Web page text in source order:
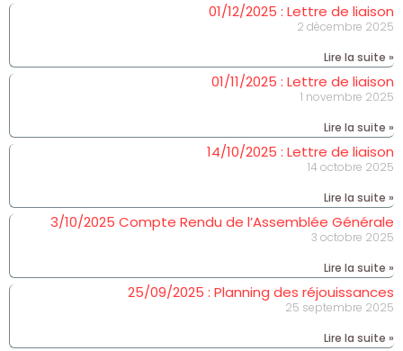
01/12/2025 : Lettre de liaison
2 décembre 2025
Lire la suite »
01/11/2025 : Lettre de liaison
1 novembre 2025
Lire la suite »
14/10/2025 : Lettre de liaison
14 octobre 2025
Lire la suite »
3/10/2025 Compte Rendu de l’Assemblée Générale
3 octobre 2025
Lire la suite »
25/09/2025 : Planning des réjouissances
25 septembre 2025
Lire la suite »